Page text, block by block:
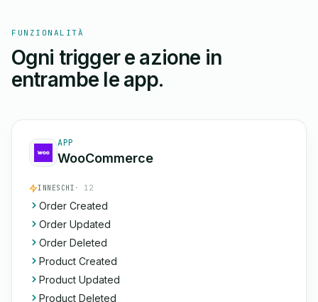
FUNZIONALITÀ
Ogni trigger e azione in
entrambe le app.
APP
WooCommerce
INNESCHI · 12
Order Created
Order Updated
Order Deleted
Product Created
Product Updated
Product Deleted